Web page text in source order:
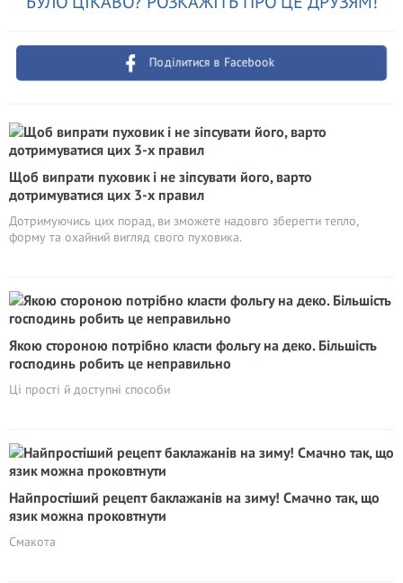
Поділитися в Facebook
Щоб випрати пуховик і не зіпсувати його, варто
дотримуватися цих 3-х правил
Дотримуючись цих порад, ви зможете надовго зберегти тепло,
форму та охайний вигляд свого пуховика.
Якою стороною потрібно класти фольгу на деко. Більшість
господинь робить це неправильно
Ці прості й доступні способи
Найпростіший рецепт баклажанів на зиму! Смачно так, що
язик можна проковтнути
Смакота